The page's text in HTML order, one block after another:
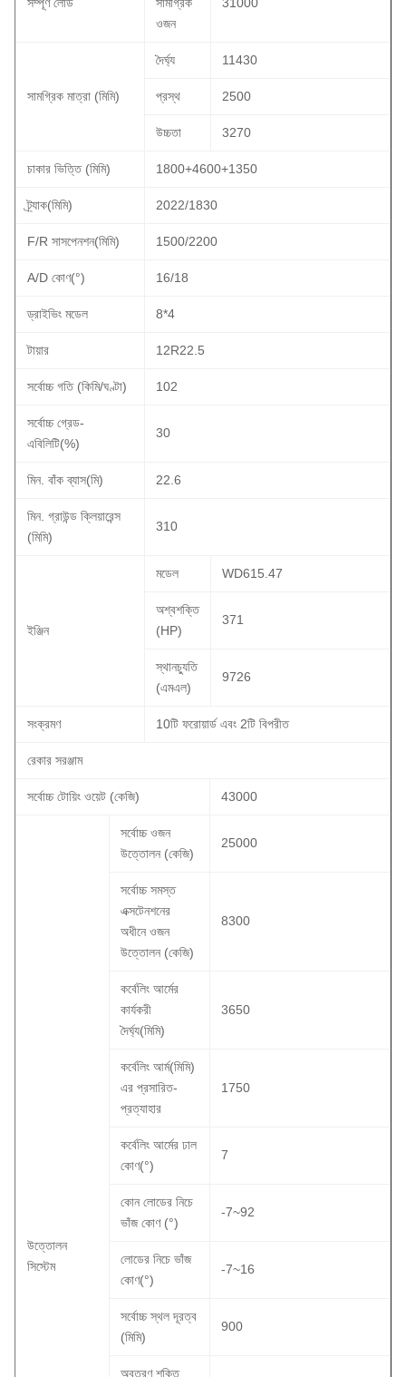
ওজন
সামগ্রিক মাত্রা (মিমি)
দৈর্ঘ্য 11430
প্রস্থ 2500
উচ্চতা 3270
চাকার ভিত্তি (মিমি) 1800+4600+1350
ট্র্যাক(মিমি) 2022/1830
F/R সাসপেনশন(মিমি) 1500/2200
A/D কোণ(°) 16/18
ড্রাইভিং মডেল 8*4
টায়ার 12R22.5
সর্বোচ্চ গতি (কিমি/ঘণ্টা) 102
সর্বোচ্চ গ্রেড-
এবিলিটি(%)
30
মিন. বাঁক ব্যাস(মি) 22.6
মিন. গ্রাউন্ড ক্লিয়ারেন্স
(মিমি)
310
ইঞ্জিন
মডেল WD615.47
অশ্বশক্তি
(HP)
371
স্থানচ্যুতি
(এমএল)
9726
সংক্রমণ 10টি ফরোয়ার্ড এবং 2টি বিপরীত
রেকার সরঞ্জাম
সর্বোচ্চ টোয়িং ওয়েট (কেজি) 43000
উত্তোলন
সিস্টেম
সর্বোচ্চ ওজন
উত্তোলন (কেজি)
25000
সর্বোচ্চ সমস্ত
এক্সটেনশনের
অধীনে ওজন
উত্তোলন (কেজি)
8300
কর্বেলিং আর্মের
কার্যকরী
দৈর্ঘ্য(মিমি)
3650
কর্বেলিং আর্ম(মিমি)
এর প্রসারিত-
প্রত্যাহার
1750
কর্বেলিং আর্মের ঢাল
কোণ(°)
7
কোন লোডের নিচে
ভাঁজ কোণ (°)
-7~92
লোডের নিচে ভাঁজ
কোণ(°)
-7~16
সর্বোচ্চ স্থল দূরত্ব
(মিমি)
900
অবতরণ শক্তি